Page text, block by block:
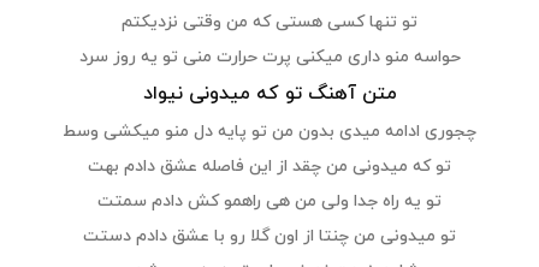
تو تنها کسی هستی که من وقتی نزدیکتم
حواسه منو داری میکنی پرت حرارت منی تو یه روز سرد
متن آهنگ تو که میدونی نیواد
چجوری ادامه میدی بدون من تو پایه دل منو میکشی وسط
تو که میدونی من چقد از این فاصله عشق دادم بهت
تو یه راه جدا ولی من هی راهمو کش دادم سمتت
تو میدونی من چنتا از اون گلا رو با عشق دادم دستت